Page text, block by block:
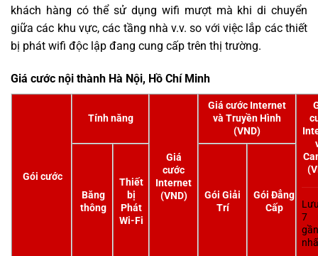
khách hàng có thể sử dụng wifi mượt mà khi di chuyển
giữa các khu vực, các tầng nhà v.v. so với việc lắp các thiết
bị phát wifi độc lập đang cung cấp trên thị trường.
Giá cước nội thành Hà Nội, Hồ Chí Minh
Gói cước
Tính năng
Giá
cước
Internet
(VND)
Giá cước Internet
và Truyền Hình
(VND)
7
Băng
thông
Thiết
bị
Phát
Wi-Fi
Gói Giải
Trí
Gói Đẳng
Cấp